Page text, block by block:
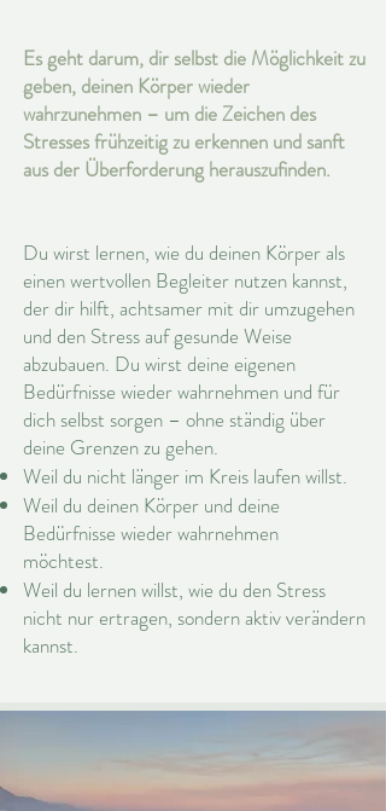
Es geht darum, dir selbst die Möglichkeit zu
geben, deinen Körper wieder
wahrzunehmen – um die Zeichen des
Stresses frühzeitig zu erkennen und sanft
aus der Überforderung herauszufinden.
Du wirst lernen, wie du deinen Körper als
einen wertvollen Begleiter nutzen kannst,
der dir hilft, achtsamer mit dir umzugehen
und den Stress auf gesunde Weise
abzubauen. Du wirst deine eigenen
Bedürfnisse wieder wahrnehmen und für
dich selbst sorgen – ohne ständig über
deine Grenzen zu gehen.
Weil du nicht länger im Kreis laufen willst.
Weil du deinen Körper und deine
Bedürfnisse wieder wahrnehmen
möchtest.
Weil du lernen willst, wie du den Stress
nicht nur ertragen, sondern aktiv verändern
kannst.